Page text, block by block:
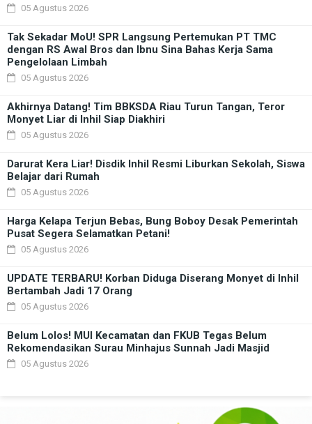
05 Agustus 2026
Tak Sekadar MoU! SPR Langsung Pertemukan PT TMC
dengan RS Awal Bros dan Ibnu Sina Bahas Kerja Sama
Pengelolaan Limbah
05 Agustus 2026
Akhirnya Datang! Tim BBKSDA Riau Turun Tangan, Teror
Monyet Liar di Inhil Siap Diakhiri
05 Agustus 2026
Darurat Kera Liar! Disdik Inhil Resmi Liburkan Sekolah, Siswa
Belajar dari Rumah
05 Agustus 2026
Harga Kelapa Terjun Bebas, Bung Boboy Desak Pemerintah
Pusat Segera Selamatkan Petani!
05 Agustus 2026
UPDATE TERBARU! Korban Diduga Diserang Monyet di Inhil
Bertambah Jadi 17 Orang
05 Agustus 2026
Belum Lolos! MUI Kecamatan dan FKUB Tegas Belum
Rekomendasikan Surau Minhajus Sunnah Jadi Masjid
05 Agustus 2026